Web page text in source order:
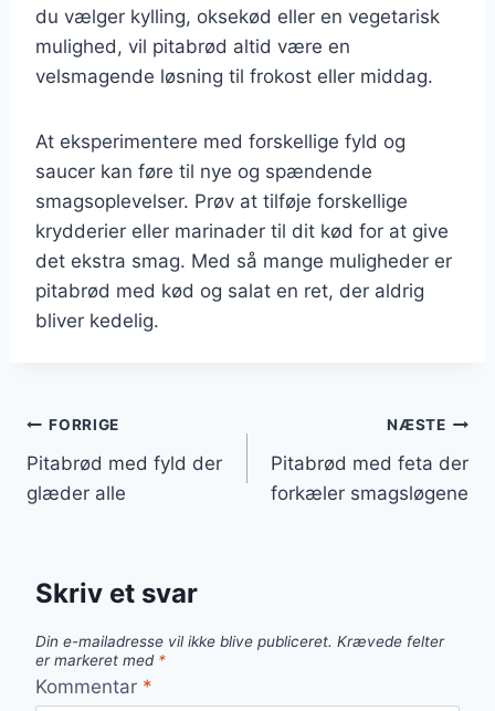
du vælger kylling, oksekød eller en vegetarisk
mulighed, vil pitabrød altid være en
velsmagende løsning til frokost eller middag.
At eksperimentere med forskellige fyld og
saucer kan føre til nye og spændende
smagsoplevelser. Prøv at tilføje forskellige
krydderier eller marinader til dit kød for at give
det ekstra smag. Med så mange muligheder er
pitabrød med kød og salat en ret, der aldrig
bliver kedelig.
Indlægsnavigation
FORRIGE
Pitabrød med fyld der
glæder alle
NÆSTE
Pitabrød med feta der
forkæler smagsløgene
Skriv et svar
Din e-mailadresse vil ikke blive publiceret. Krævede felter
er markeret med *
Kommentar *